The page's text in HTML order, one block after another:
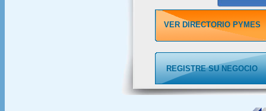
VER DIRECTORIO PYMES
REGISTRE SU NEGOCIO